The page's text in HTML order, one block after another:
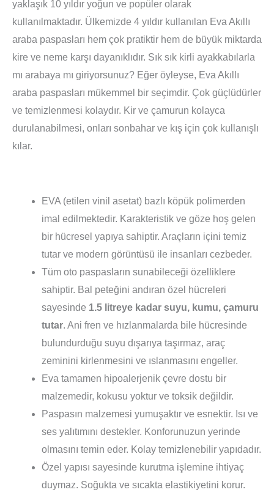
yaklaşık 10 yıldır yoğun ve popüler olarak
kullanılmaktadır. Ülkemizde 4 yıldır kullanılan Eva Akıllı
araba paspasları hem çok pratiktir hem de büyük miktarda
kire ve neme karşı dayanıklıdır. Sık sık kirli ayakkabılarla
mı arabaya mı giriyorsunuz? Eğer öyleyse, Eva Akıllı
araba paspasları mükemmel bir seçimdir. Çok güçlüdürler
ve temizlenmesi kolaydır. Kir ve çamurun kolayca
durulanabilmesi, onları sonbahar ve kış için çok kullanışlı
kılar.
EVA (etilen vinil asetat) bazlı köpük polimerden
imal edilmektedir. Karakteristik ve göze hoş gelen
bir hücresel yapıya sahiptir. Araçların içini temiz
tutar ve modern görüntüsü ile insanları cezbeder.
Tüm oto paspasların sunabileceği özelliklere
sahiptir. Bal peteğini andıran özel hücreleri
sayesinde 1.5 litreye kadar suyu, kumu, çamuru
tutar. Ani fren ve hızlanmalarda bile hücresinde
bulundurduğu suyu dışarıya taşırmaz, araç
zeminini kirlenmesini ve ıslanmasını engeller.
Eva tamamen hipoalerjenik çevre dostu bir
malzemedir, kokusu yoktur ve toksik değildir.
Paspasın malzemesi yumuşaktır ve esnektir. Isı ve
ses yalıtımını destekler. Konforunuzun yerinde
olmasını temin eder. Kolay temizlenebilir yapıdadır.
Özel yapısı sayesinde kurutma işlemine ihtiyaç
duymaz. Soğukta ve sıcakta elastikiyetini korur.